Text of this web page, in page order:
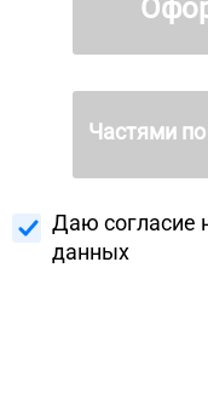
Частями по
Даю согласие
данных